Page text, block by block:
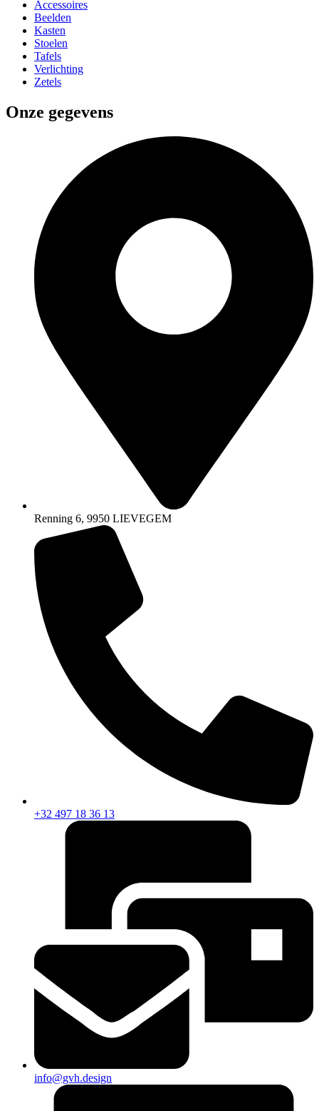
Accessoires
Beelden
Kasten
Stoelen
Tafels
Verlichting
Zetels
Onze gegevens
Renning 6, 9950 LIEVEGEM
+32 497 18 36 13
info@gvh.design